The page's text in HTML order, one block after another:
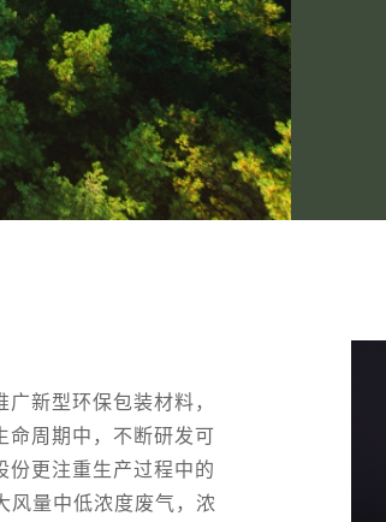
新型环保包装材料，
命周期中，不断研发可
份更注重生产过程中的
风量中低浓度废气，浓